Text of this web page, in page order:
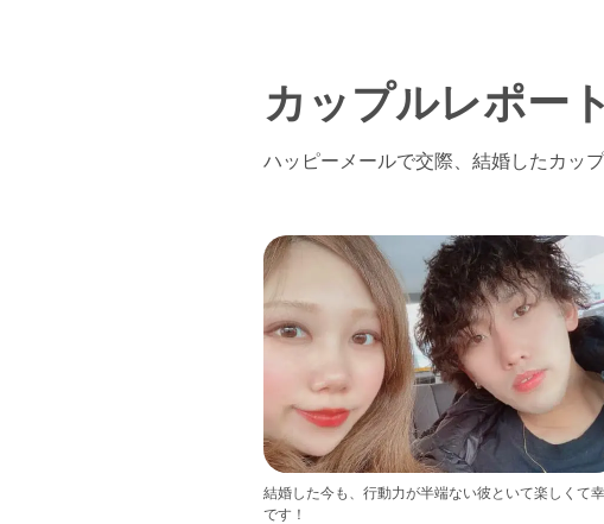
カップルレポート
ハッピーメールで交際、結婚したカッ
結婚した今も、行動力が半端ない彼といて楽しくて
です！